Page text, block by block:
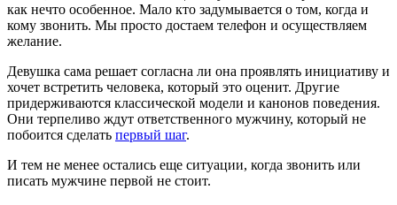
как нечто особенное. Мало кто задумывается о том, когда и
кому звонить. Мы просто достаем телефон и осуществляем
желание.
Девушка сама решает согласна ли она проявлять инициативу и
хочет встретить человека, который это оценит. Другие
придерживаются классической модели и канонов поведения.
Они терпеливо ждут ответственного мужчину, который не
побоится сделать первый шаг.
И тем не менее остались еще ситуации, когда звонить или
писать мужчине первой не стоит.